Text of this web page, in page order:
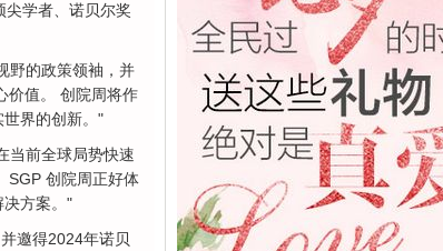
学者、诺贝尔奖
野的政策领袖，并
价值。 创院周将作
界的创新。"
当前全球局势快速
SGP 创院周正好体
方案。"
邀得2024年诺贝